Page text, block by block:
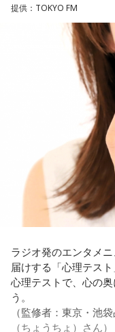
いため分からないと前
っていたから……その
と質問します。
これに対して、カミ
のは、1～2年目の芸
ん、その子たちは本
い。有吉が「なんで
なことを言うのもあ
ういう先輩か分かっ
ます。
それを受け、有吉は
（若手の頃は）誰か
い？ 何があるか分か
間は時代的に増えて
す。
また、有吉は「吉本
ん。それは養成所で
からも受け継がれる
提供：TOKYO FM
ラジオ発のエンタメ
届けする「心理テス
心理テストで、心の
う。
（監修者：東京・池
（ちょうちょ）さん）